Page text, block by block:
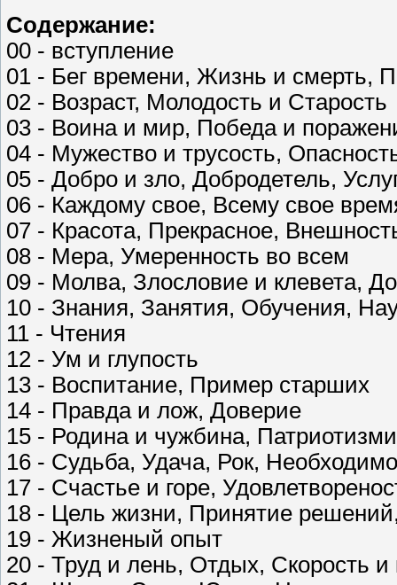
Содержание:
00 - вступление
01 - Бег времени, Жизнь и смерть,
02 - Возраст, Молодость и Старость
03 - Воина и мир, Победа и
04 - Мужество и трусость,
05 - Добро и зло, Добродетель,
06 - Каждому свое, Всему свое
07 - Красота, Прекрасное,
08 - Мера, Умеренность во всем
09 - Молва, Злословие и клевета,
10 - Знания, Занятия, Обучения,
11 - Чтения
12 - Ум и глупость
13 - Воспитание, Пример старших
14 - Правда и лож, Доверие
15 - Родина и чужбина, Патриотизми
16 - Судьба, Удача, Рок,
17 - Счастье и горе,
18 - Цель жизни, Принятие
19 - Жизненый опыт
20 - Труд и лень, Отдых, Скорость